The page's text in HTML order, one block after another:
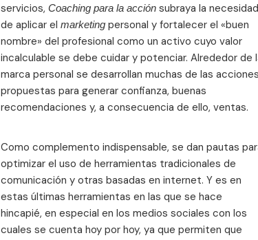
servicios, Coaching para la acción subraya la necesidad
de aplicar el marketing personal y fortalecer el «buen
nombre» del profesional como un activo cuyo valor
incalculable se debe cuidar y potenciar. Alrededor de
marca personal se desarrollan muchas de las
propuestas para generar confianza, buenas
recomendaciones y, a consecuencia de ello, ventas.
Como complemento indispensable, se dan pautas
optimizar el uso de herramientas tradicionales de
comunicación y otras basadas en internet. Y es en
estas últimas herramientas en las que se hace
hincapié, en especial en los medios sociales con los
cuales se cuenta hoy por hoy, ya que permiten que